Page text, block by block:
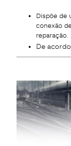
Dispõe de
conexão
reparação.
De